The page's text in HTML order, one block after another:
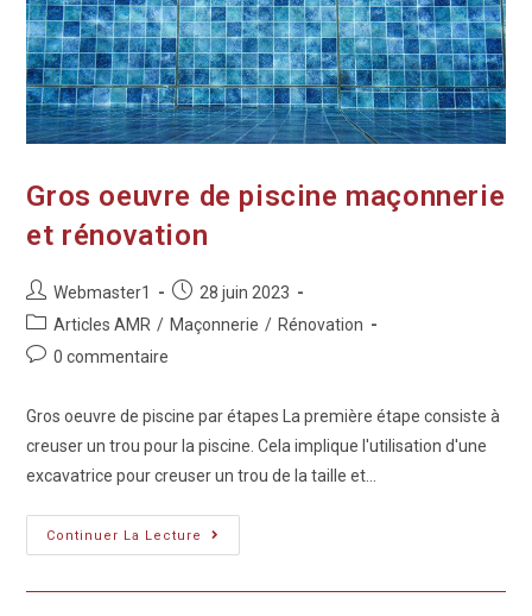
Gros oeuvre de piscine maçonnerie
et rénovation
Webmaster1
28 juin 2023
Articles AMR / Maçonnerie / Rénovation
0 commentaire
Gros oeuvre de piscine par étapes La première étape consiste à
creuser un trou pour la piscine. Cela implique l'utilisation d'une
excavatrice pour creuser un trou de la taille et…
Continuer La Lecture